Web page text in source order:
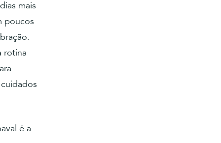
mais
poucos
rotina
é a